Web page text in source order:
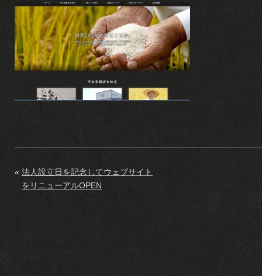
« 法人設立日を記念してウェブサイト
をリニューアルOPEN